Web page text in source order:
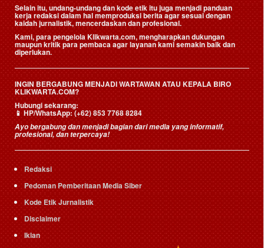
Selain itu, undang-undang dan kode etik itu juga menjadi panduan
kerja redaksi dalam hal memproduksi berita agar sesuai dengan
kaidah jurnalistik, mencerdaskan dan profesional.
Kami, para pengelola Klikwarta.com, mengharapkan dukungan
maupun kritik para pembaca agar layanan kami semakin baik dan
diperlukan.
INGIN BERGABUNG MENJADI WARTAWAN ATAU KEPALA BIRO
KLIKWARTA.COM?
Hubungi sekarang:
📱HP/WhatsApp:(+62) 853 7768 8284
Ayo bergabung dan menjadi bagian dari media yang informatif,
profesional, dan terpercaya!
Redaksi
Pedoman Pemberitaan Media Siber
Kode Etik Jurnalistik
Disclaimer
Iklan